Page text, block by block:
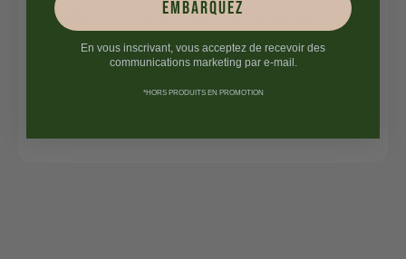
basilic
huile d’olive extra vierge
Plongez dans l’authenticité napolitaine avec
les Vermicelli Di Martino – La tradition des
embarquez
En vous inscrivant, vous acceptez de recevoir des
communications marketing par e-mail.
*HORS PRODUITS EN PROMOTION